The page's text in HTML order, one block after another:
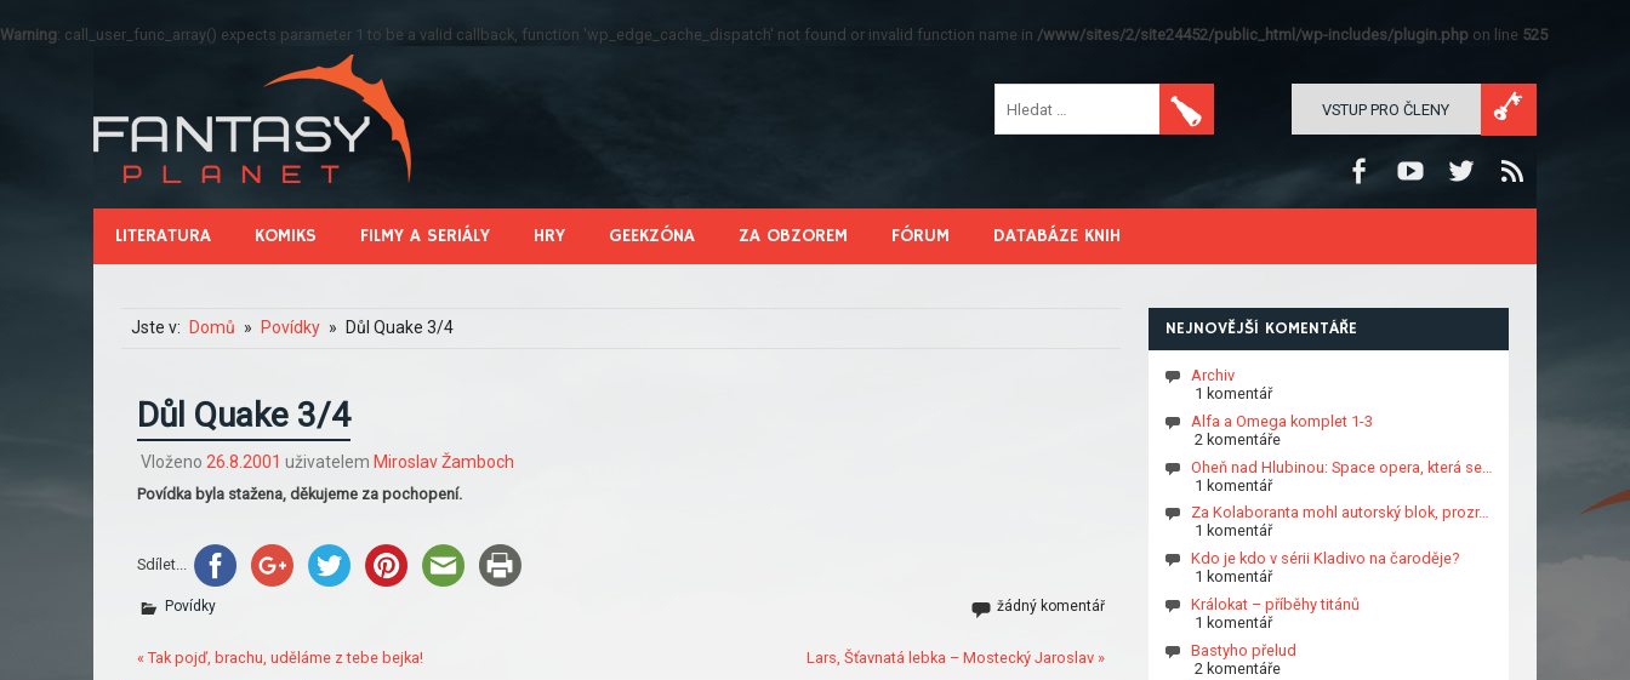
Warning: call_user_func_array() expects parameter 1 to be a valid callback, function 'wp_edge_cache_dispatch' not found or invalid function name in /www/sites/2/site24452/public_html/wp-includes/plugin.php on line 525
VSTUP PRO ČLENY
LITERATURA KOMIKS FILMY A SERIÁLY HRY GEEKZÓNA ZA OBZOREM FÓRUM DATABÁZE KNIH
Jste v: Domů Povídky Důl Quake 3/4
Důl Quake 3/4
Vloženo 26.8.2001 uživatelem Miroslav Žamboch
Povídka byla stažena, děkujeme za pochopení.
Sdílet...
Povídky žádný komentář
« Tak pojď, brachu, uděláme z tebe bejka! Lars, Šťavnatá lebka – Mostecký Jaroslav »
NEJNOVĚJŠÍ KOMENTÁŘE
Archiv
1 komentář
Alfa a Omega komplet 1-3
2 komentáře
Oheň nad Hlubinou: Space opera, která se…
1 komentář
Za Kolaboranta mohl autorský blok, prozr…
1 komentář
Kdo je kdo v sérii Kladivo na čaroděje?
1 komentář
Králokat – příběhy titánů
1 komentář
Bastyho přelud
2 komentáře